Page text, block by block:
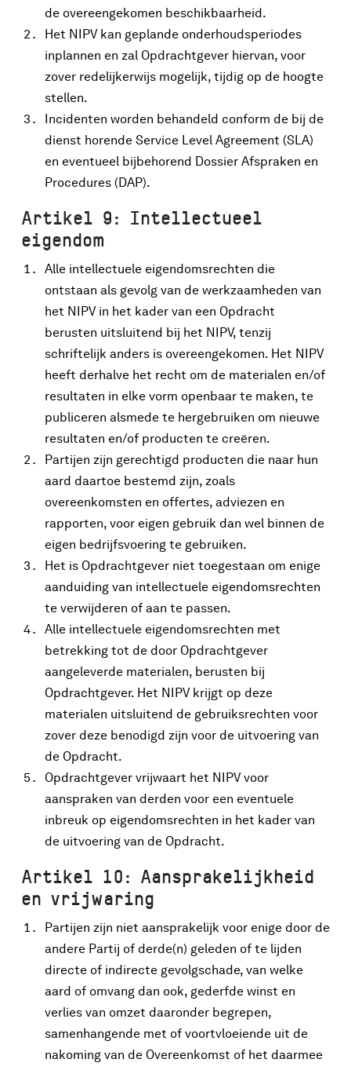
de overeengekomen beschikbaarheid.
Het NIPV kan geplande onderhoudsperiodes
inplannen en zal Opdrachtgever hiervan, voor
zover redelijkerwijs mogelijk, tijdig op de hoogte
stellen.
Incidenten worden behandeld conform de bij de
dienst horende Service Level Agreement (SLA)
en eventueel bijbehorend Dossier Afspraken en
Procedures (DAP).
Artikel 9: Intellectueel
eigendom
Alle intellectuele eigendomsrechten die
ontstaan als gevolg van de werkzaamheden van
het NIPV in het kader van een Opdracht
berusten uitsluitend bij het NIPV, tenzij
schriftelijk anders is overeengekomen. Het NIPV
heeft derhalve het recht om de materialen en/of
resultaten in elke vorm openbaar te maken, te
publiceren alsmede te hergebruiken om nieuwe
resultaten en/of producten te creëren.
Partijen zijn gerechtigd producten die naar hun
aard daartoe bestemd zijn, zoals
overeenkomsten en offertes, adviezen en
rapporten, voor eigen gebruik dan wel binnen de
eigen bedrijfsvoering te gebruiken.
Het is Opdrachtgever niet toegestaan om enige
aanduiding van intellectuele eigendomsrechten
te verwijderen of aan te passen.
Alle intellectuele eigendomsrechten met
betrekking tot de door Opdrachtgever
aangeleverde materialen, berusten bij
Opdrachtgever. Het NIPV krijgt op deze
materialen uitsluitend de gebruiksrechten voor
zover deze benodigd zijn voor de uitvoering van
de Opdracht.
Opdrachtgever vrijwaart het NIPV voor
aanspraken van derden voor een eventuele
inbreuk op eigendomsrechten in het kader van
de uitvoering van de Opdracht.
Artikel 10: Aansprakelijkheid
en vrijwaring
Partijen zijn niet aansprakelijk voor enige door de
andere Partij of derde(n) geleden of te lijden
directe of indirecte gevolgschade, van welke
aard of omvang dan ook, gederfde winst en
verlies van omzet daaronder begrepen,
samenhangende met of voortvloeiende uit de
nakoming van de Overeenkomst of het daarmee